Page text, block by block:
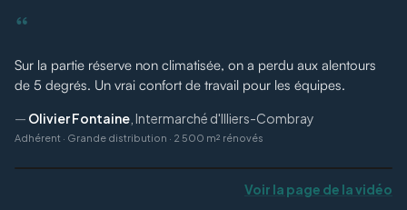
“
Sur la partie réserve non climatisée, on a perdu aux alentours
de 5 degrés. Un vrai confort de travail pour les équipes.
— Olivier Fontaine Intermarché d'Illiers-Combray
Adhérent · Grande distribution · 2 500 m² rénovés
Voir la page de la vidéo